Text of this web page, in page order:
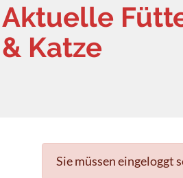
Aktuelle
& Katze
Sie müssen eingeloggt